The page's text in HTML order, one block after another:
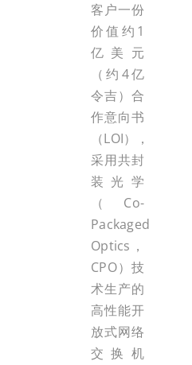
客户一份
价值约1
亿美元
（约4亿
令吉）合
作意向书
（LOI），
采用共封
装光学
（Co-
Packaged
Optics，
CPO）技
术生产的
高性能开
放式网络
交换机